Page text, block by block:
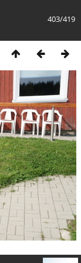
403/419